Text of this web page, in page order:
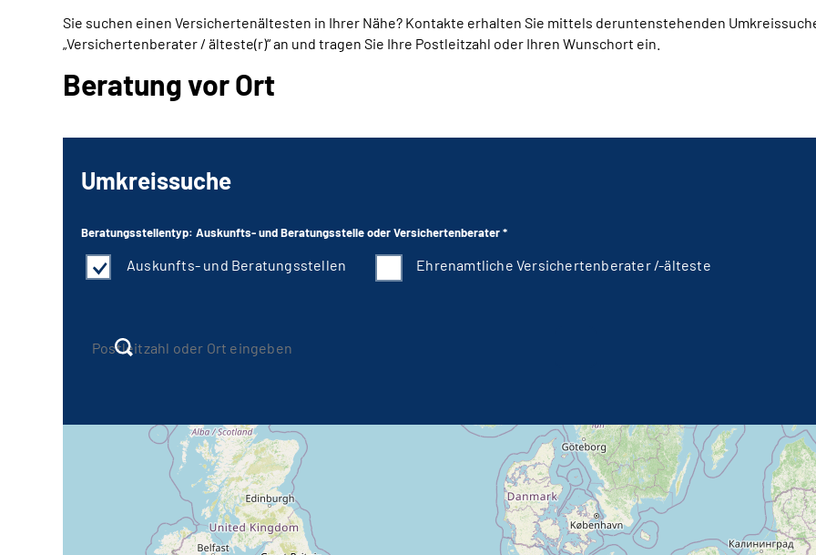
Sie suchen einen Versichertenältesten in Ihrer Nähe? Kontakte erhalten Sie mittels deruntenstehenden
„Versichertenberater / älteste(r)“ an und tragen Sie Ihre Postleitzahl oder Ihren Wunschort ein.
Beratung vor Ort
Umkreissuche
Beratungsstellentyp: Auskunfts- und Beratungsstelle oder Versichertenberater *
Auskunfts- und Beratungsstellen Ehrenamtliche Versichertenberater /-älteste